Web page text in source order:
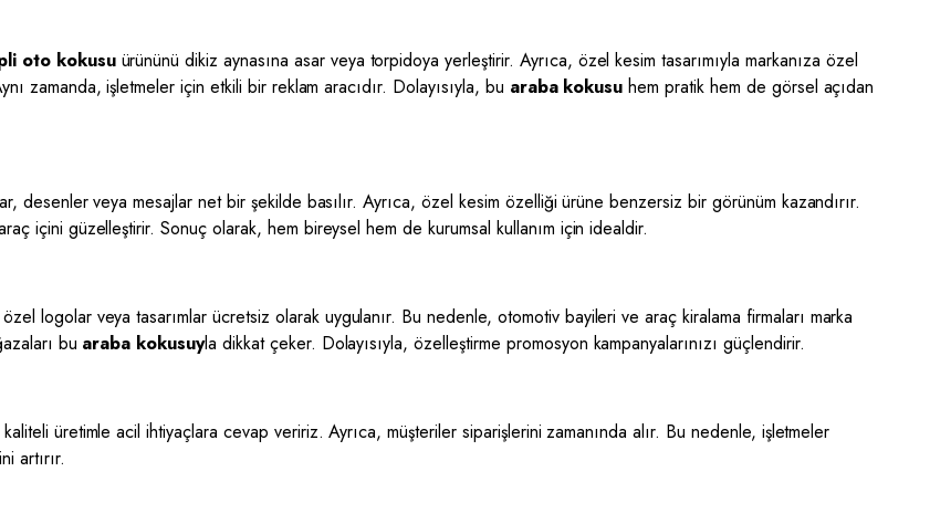
oto kokusuürününü dikiz aynasına asar veya torpidoya yerleştirir. Ayrıca, özel kesim tasarımıyla markanıza özel
zamanda, işletmeler için etkili bir reklam aracıdır. Dolayısıyla, bu araba kokusu hem pratik hem de görsel açıdan
desenler veya mesajlar net bir şekilde basılır. Ayrıca, özel kesim özelliği ürüne benzersiz bir görünüm kazandırır.
içini güzelleştirir. Sonuç olarak, hem bireysel hem de kurumsal kullanım için idealdir.
logolar veya tasarımlar ücretsiz olarak uygulanır. Bu nedenle, otomotiv bayileri ve araç kiralama firmaları marka
bu araba kokusuyla dikkat çeker. Dolayısıyla, özelleştirme promosyon kampanyalarınızı güçlendirir.
üretimle acil ihtiyaçlara cevap veririz. Ayrıca, müşteriler siparişlerini zamanında alır. Bu nedenle, işletmeler
artırır.